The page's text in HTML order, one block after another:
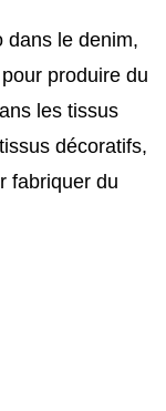
dans le denim,
produire du
les tissus
décoratifs,
fabriquer du